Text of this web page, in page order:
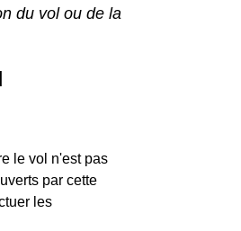
du vol ou de la
le vol n'est pas
par cette
les